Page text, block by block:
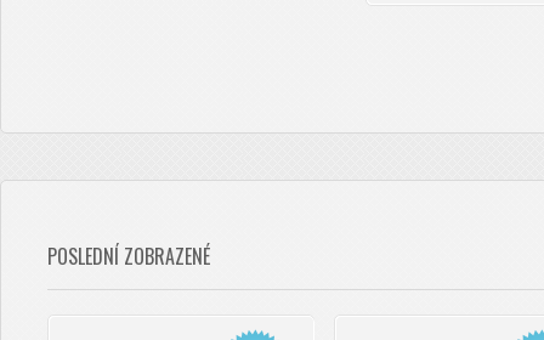
POSLEDNÍ ZOBRAZENÉ